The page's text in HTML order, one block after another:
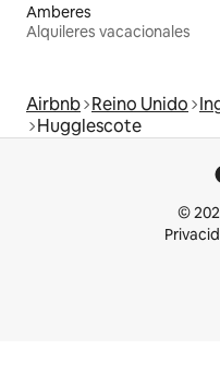
Amberes
Alquileres vacacionales
Airbnb Reino Unido
Hugglescote
©